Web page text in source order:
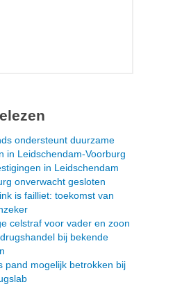
ondersteunt duurzame
in Leidschendam-Voorburg
in Leidschendam
onverwacht gesloten
is failliet: toekomst van
celstraf voor vader en zoon
bij bekende
pand mogelijk betrokken bij